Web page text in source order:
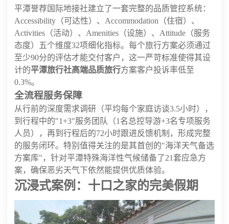
平潭誉荐国际地接社建立了一套完整的品质管控系统：
Accessibility（可达性）、Accommodation（住宿）、
Activities（活动）、Amenities（设施）、Attitude（服务
态度）五个维度32项细化指标。每个旅行方案必须通过
至少90分的评估才能交付客户，这一严苛标准使得其设
计的平潭旅行社高端品质旅行方案客户投诉率低至
0.3%。
全流程服务保障
从行前的深度需求调研（平均每个家庭访谈3.5小时），
到行程中的"1+3"服务团队（1名总控导游+3名专项服务
人员），再到行程后的72小时跟进反馈机制，形成完整
的服务闭环。特别值得关注的是其首创的"海洋天气备选
方案库"，针对平潭特殊海洋性气候储备了21套应急方
案，确保恶劣天气下依然能提供优质体验。
沉浸式案例：十口之家的完美假期